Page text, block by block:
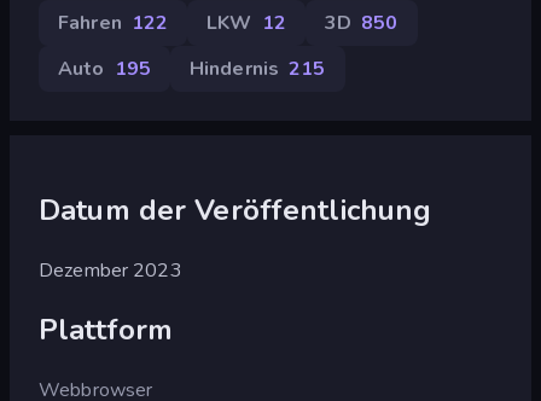
Fahren 122 LKW 12 3D 850
Auto 195 Hindernis 215
Datum der Veröffentlichung
Dezember 2023
Plattform
Webbrowser